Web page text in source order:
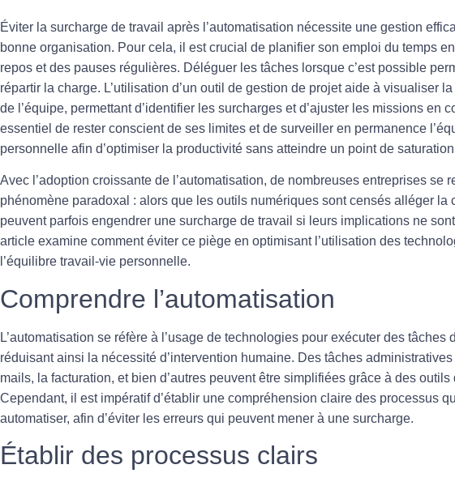
Éviter la surcharge de travail après l’automatisation nécessite une gestion
bonne organisation. Pour cela, il est crucial de planifier son emploi du temps
repos et des pauses régulières. Déléguer les tâches lorsque c’est possible
répartir la charge. L’utilisation d’un outil de gestion de projetaide à visualiser la
de l’équipe, permettant d’identifier les surcharges et d’ajuster les missions en
essentiel de rester conscient de ses limites et de surveiller en permanence
personnelle afin d’optimiser la productivité sans atteindre un point de
Avec l’adoption croissante de l’automatisation, de nombreuses entreprises se
phénomène paradoxal : alors que les outils numériques sont censés alléger la
peuvent parfois engendrer une surcharge de travail si leurs implications ne
article examine comment éviter ce piège en optimisant l’utilisation des
l’équilibre travail-vie personnelle.
Comprendre l’automatisation
L’automatisation se réfère à l’usage de technologies pour exécuter des tâches
réduisant ainsi la nécessité d’intervention humaine. Des tâches
mails, la facturation, et bien d’autres peuvent être simplifiées grâce à des outils
Cependant, il est impératif d’établir une compréhension claire des processus
automatiser, afin d’éviter les erreurs qui peuvent mener à une surcharge.
Établir des processus clairs